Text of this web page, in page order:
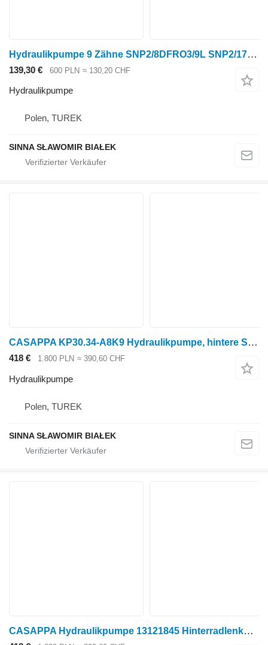
Hydraulikpumpe 9 Zähne SNP2/8DFRO3/9L SNP2/17D5006REP679K für Radtraktor
139,30 € 600 PLN ≈ 130,20 CHF
Hydraulikpumpe
Polen, TUREK
SINNA SŁAWOMIR BIAŁEK
CASAPPA KP30.34-A8K9 Hydraulikpumpe, hintere Steuerpumpe PLP2016D0 für Radtraktor
418 € 1.800 PLN ≈ 390,60 CHF
Hydraulikpumpe
Polen, TUREK
SINNA SŁAWOMIR BIAŁEK
CASAPPA Hydraulikpumpe 13121845 Hinterradlenkpumpe PLP2016D0 für Traktor